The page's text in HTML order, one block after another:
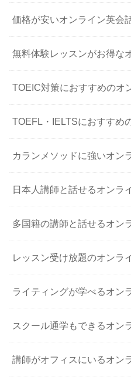
価格が安いオンライン英会
無料体験レッスンがお得な
TOEIC対策におすすめのオ
TOEFL・IELTSにおすすめ
カランメソッドに強いオン
日本人講師と話せるオンラ
多国籍の講師と話せるオン
レッスン受け放題のオンラ
ライティングが学べるオン
スクール通学もできるオン
講師がオフィスにいるオン